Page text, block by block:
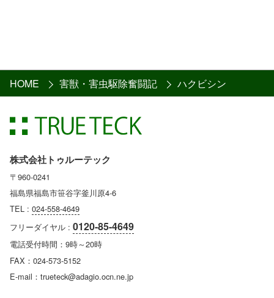
HOME 害獣・害虫駆除奮闘記 ハクビシン
株式会社トゥルーテック
〒960-0241
福島県福島市笹谷字釜川原4-6
TEL : 024-558-4649
フリーダイヤル : 0120-85-4649
電話受付時間：9時～20時
FAX：024-573-5152
E-mail：trueteck@adagio.ocn.ne.jp